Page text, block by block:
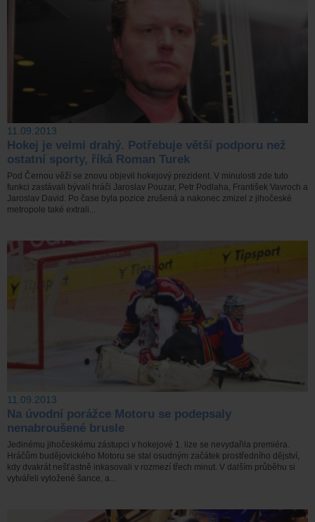
11.09.2013
Hokej je velmi drahý. Potřebuje větší podporu než
ostatní sporty, říká Roman Turek
Pod Černou věží se znovu objevil hokejový prezident. V minulosti zde tuto
funkci zastávali bývalí hráči Jaroslav Pouzar, Petr Podlaha, František Vavroch a
Jaroslav David. Po čase byla pozice zrušená a nakonec zmizel z jihočeské
metropole také extrali...
11.09.2013
Na úvodní porážce Motoru se podepsaly
nenabroušené brusle
Jedinému jihočeskému zástupci v hokejové 1. lize se nevydařila premiéra.
Hráčům budějovického Motoru se stal osudným začátek prostředního dějství,
kdy dvakrát nešťastně inkasovali v rozmezí třech minut. V dalším průběhu si
vytvářeli vyložené šance, a...